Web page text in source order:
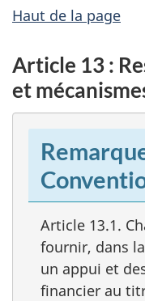
Haut de la page
Article 13 :
et
Article 13.1.
fournir, dans
un appui et
financier au